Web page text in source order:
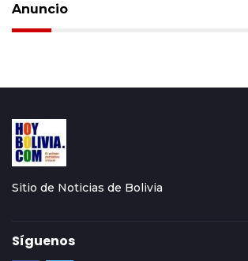
Anuncio
Sitio de Noticias de Bolivia
Síguenos